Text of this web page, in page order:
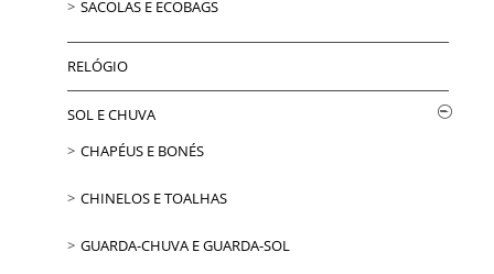
SACOLAS E ECOBAGS
RELÓGIO
SOL E CHUVA
CHAPÉUS E BONÉS
CHINELOS E TOALHAS
GUARDA-CHUVA E GUARDA-SOL